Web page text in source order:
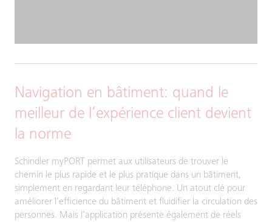
Navigation en bâtiment: quand le
meilleur de l’expérience client devient
la norme
Schindler myPORT permet aux utilisateurs de trouver le
chemin le plus rapide et le plus pratique dans un bâtiment,
simplement en regardant leur téléphone. Un atout clé pour
améliorer l’efficience du bâtiment et fluidifier la circulation des
personnes. Mais l’application présente également de réels